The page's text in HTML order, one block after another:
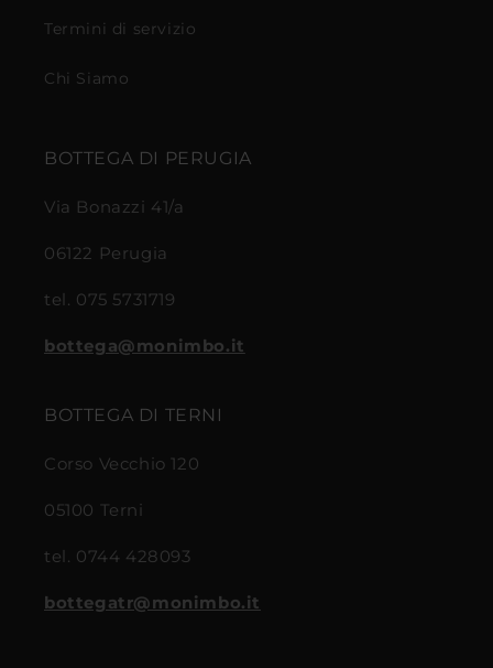
Termini di servizio
Chi Siamo
BOTTEGA DI PERUGIA
Via Bonazzi 41/a
06122 Perugia
tel. 075 5731719
bottega@monimbo.it
BOTTEGA DI TERNI
Corso Vecchio 120
05100 Terni
tel. 0744 428093
bottegatr@monimbo.it